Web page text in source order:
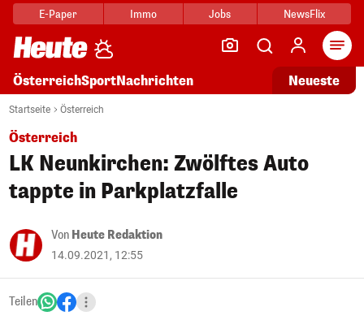
E-Paper Immo Jobs NewsFlix
ÖsterreichSportNachrichten Neueste
Startseite Österreich
Österreich
LK Neunkirchen: Zwölftes Auto
tappte in Parkplatzfalle
Von Heute Redaktion
14.09.2021, 12:55
Teilen